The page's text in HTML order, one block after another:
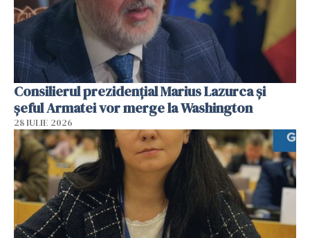
Consilierul prezidenţial Marius Lazurca și
șeful Armatei vor merge la Washington
28 IULIE 2026